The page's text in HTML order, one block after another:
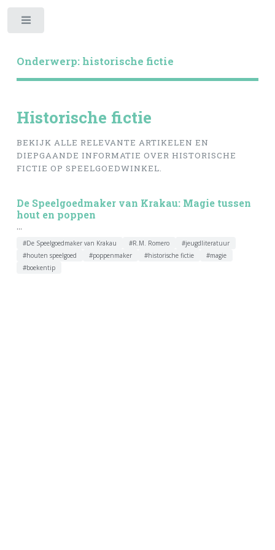
Onderwerp: historische fictie
Historische fictie
BEKIJK ALLE RELEVANTE ARTIKELEN EN
DIEPGAANDE INFORMATIE OVER HISTORISCHE
FICTIE OP SPEELGOEDWINKEL.
De Speelgoedmaker van Krakau: Magie tussen
hout en poppen
...
#De Speelgoedmaker van Krakau #R.M. Romero
#jeugdliteratuur
#houten speelgoed
#poppenmaker #historische fictie
#magie
#boekentip